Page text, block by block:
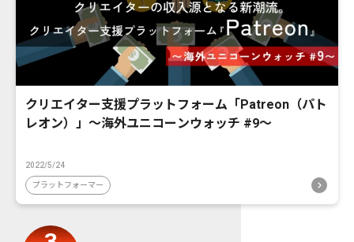
クリエイター支援プラットフォーム「Patreon（パト
レオン）」〜海外ユニコーンウォッチ #9〜
2022/5/24
プラットフォーマー